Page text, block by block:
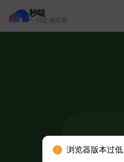
秒哒
一句话 做应用
浏览器版本过